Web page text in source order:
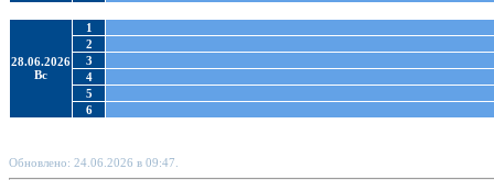
28.06.2026
Вс
1
2
3
4
5
6
Обновлено: 24.06.2026 в 09:47.